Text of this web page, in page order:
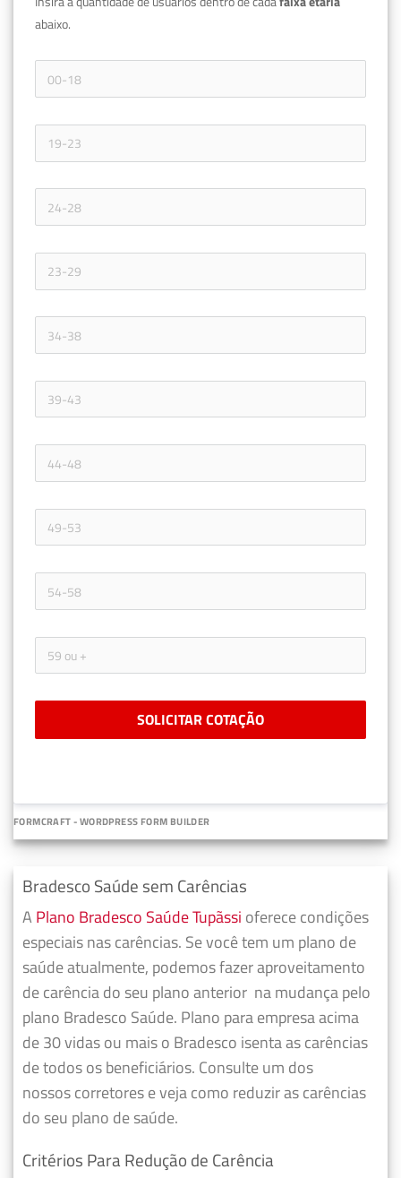
abaixo.
SOLICITAR COTAÇÃO
FORMCRAFT - WORDPRESS FORM BUILDER
Bradesco Saúde sem Carências
A Plano Bradesco Saúde Tupãssi oferece condições
especiais nas carências. Se você tem um plano de
saúde atualmente, podemos fazeraproveitamento
de carência do seu plano anterior na mudança pelo
plano Bradesco Saúde. Plano para empresa acima
de 30 vidas ou mais o Bradesco isenta as carências
de todos os beneficiários. Consulte um dos
nossos corretores e veja como reduzir as carências
do seu plano de saúde.
Critérios Para Redução de Carência